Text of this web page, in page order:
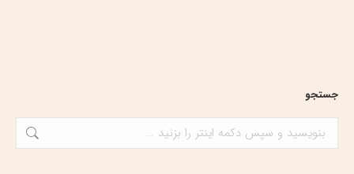
جستجو
جستجو: